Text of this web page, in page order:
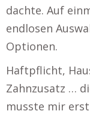
dachte. Auf
endlosen
Optionen.
Haftpflicht,
Zahnzusatz …
musste mir